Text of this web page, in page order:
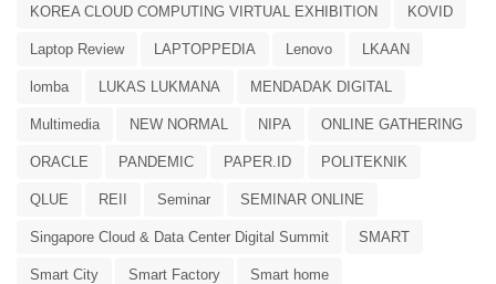
KOREA CLOUD COMPUTING VIRTUAL EXHIBITION KOVID
Laptop Review LAPTOPPEDIA Lenovo LKAAN
lomba LUKAS LUKMANA MENDADAK DIGITAL
Multimedia NEW NORMAL NIPA ONLINE GATHERING
ORACLE PANDEMIC PAPER.ID POLITEKNIK
QLUE REII Seminar SEMINAR ONLINE
Singapore Cloud & Data Center Digital Summit SMART
Smart City Smart Factory Smart home